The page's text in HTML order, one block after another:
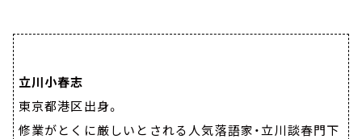
立川小春志
東京都港区出身。
修業がとくに厳しいとされる人気落語家・立川談春門下